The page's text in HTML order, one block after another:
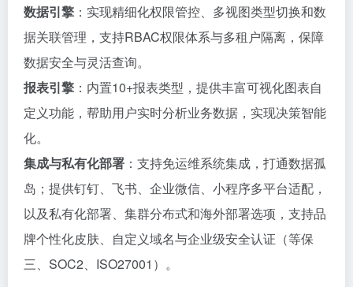
数据引擎 ：实现精细化权限管控、多视图类型切换和数
据关联管理，支持RBAC权限体系与多租户隔离，保障
数据安全与灵活查询。
报表引擎 ：内置10+报表类型，提供丰富可视化图表自
定义功能，帮助用户实时分析业务数据，实现决策智能
化。
集成与私有化部署 ：支持免运维系统集成，打通数据孤
岛；提供钉钉、飞书、企业微信、小程序多平台适配，
以及私有化部署、集群分布式和海外部署选项，支持品
牌个性化皮肤、自定义域名与企业级安全认证（等保
三、SOC2、ISO27001）。